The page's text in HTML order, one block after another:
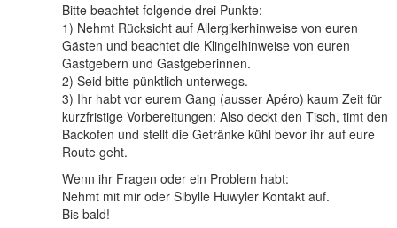
Bitte beachtet folgende drei Punkte:
1) Nehmt Rücksicht auf Allergikerhinweise von euren
Gästen und beachtet die Klingelhinweise von euren
Gastgebern und Gastgeberinnen.
2) Seid bitte pünktlich unterwegs.
3) Ihr habt vor eurem Gang (ausser Apéro) kaum Zeit für
kurzfristige Vorbereitungen: Also deckt den Tisch, timt den
Backofen und stellt die Getränke kühl bevor ihr auf eure
Route geht.
Wenn ihr Fragen oder ein Problem habt:
Nehmt mit mir oder Sibylle Huwyler Kontakt auf.
Bis bald!